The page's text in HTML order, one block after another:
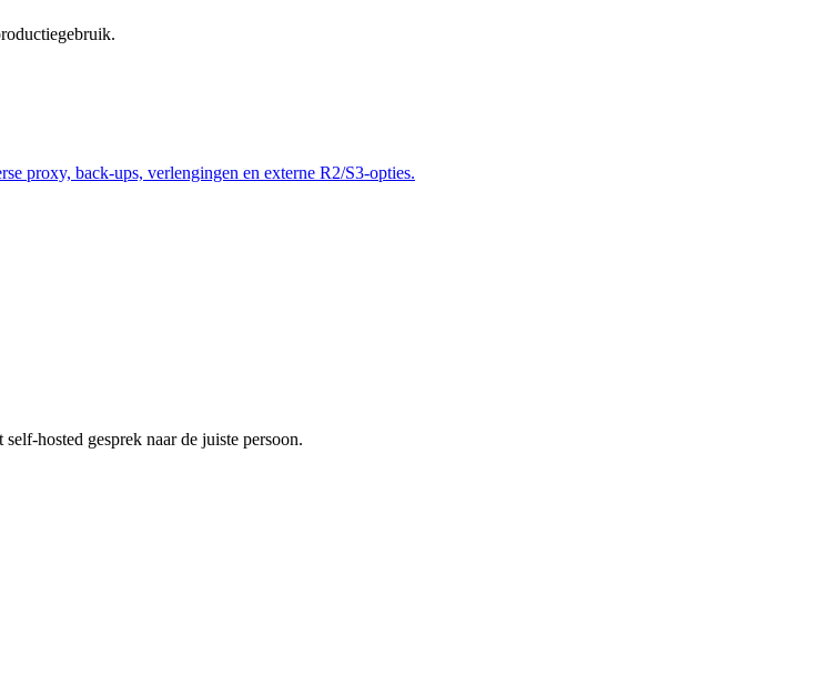
proxy, back-ups, verlengingen en externe R2/S3-opties.
hosted gesprek naar de juiste persoon.